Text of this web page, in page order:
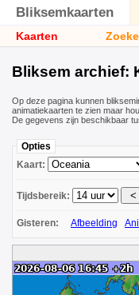
Bliksemkaarten
Kaarten
Bliksem archief:
Op deze pagina kunnen
animatiekaarten te zien maar
De gegevens zijn beschikbaar
Opties
Kaart:
Tijdsbereik:
Gisteren: Afbeelding